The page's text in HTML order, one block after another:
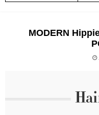
MODERN